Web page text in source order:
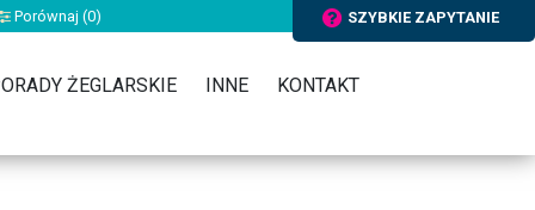
Porównaj (0) SZYBKIE ZAPYTANIE
ŻEGLARSKIE INNE KONTAKT